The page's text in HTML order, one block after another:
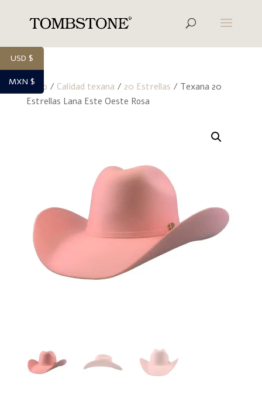
Inicio / Calidad texana / 20 Estrellas / Texana 20
Estrellas Lana Este Oeste Rosa
USD $
MXN $